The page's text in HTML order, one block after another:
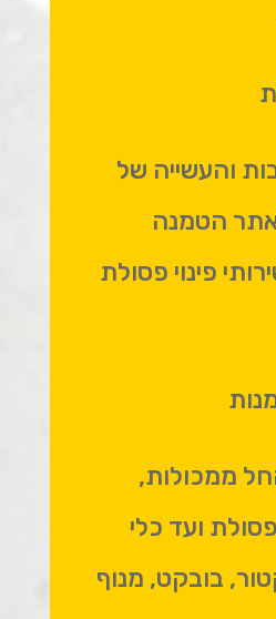
והעשייה של
הטמנה
פינוי פסולת
ממכולות,
פסולת ועד כלי
בובקט, מנוף